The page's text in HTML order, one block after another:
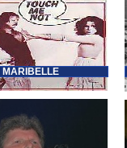
MARIBELLE